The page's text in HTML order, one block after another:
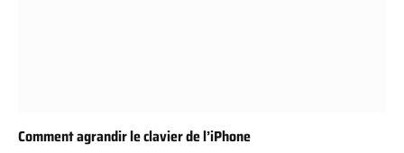
Comment agrandir le clavier de l’iPhone